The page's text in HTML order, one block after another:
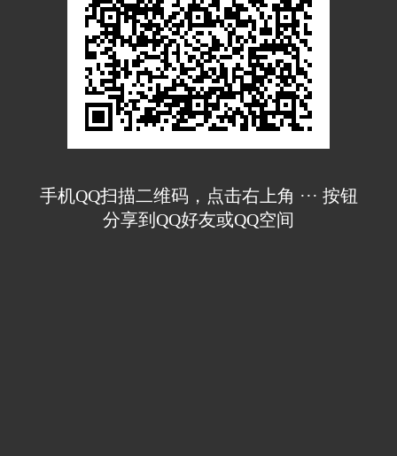
手机QQ扫描二维码，点击右上角 ··· 按钮
分享到QQ好友或QQ空间